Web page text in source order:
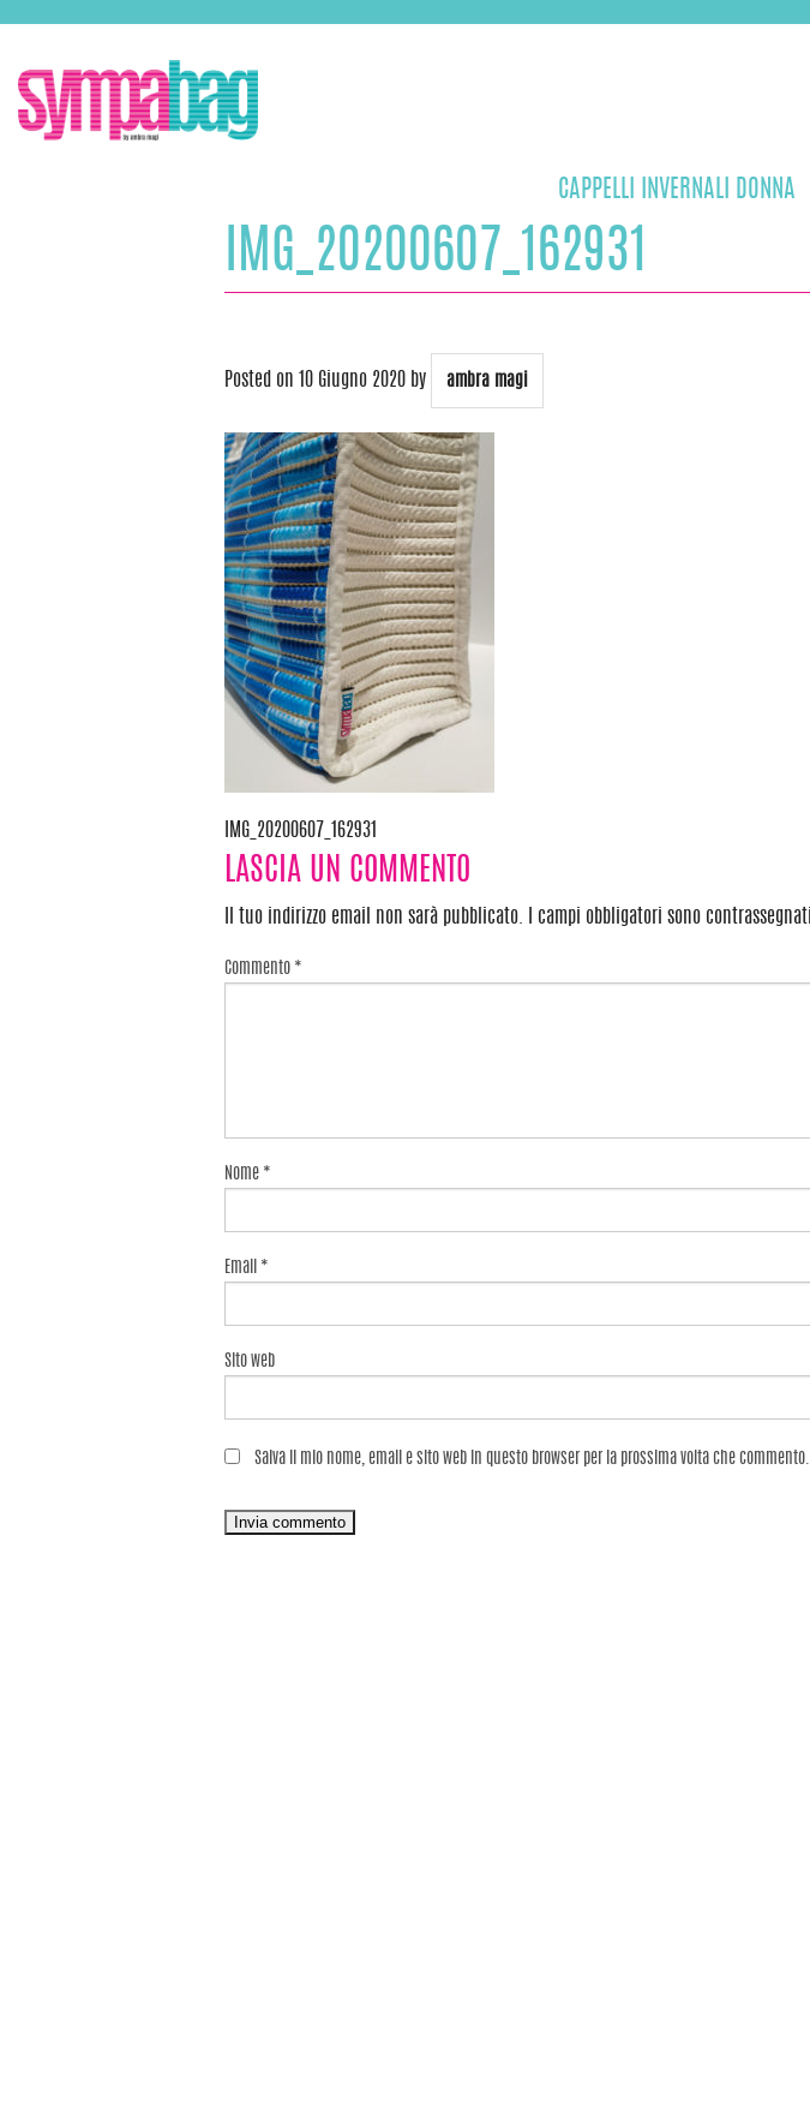
content
CAPPELLI INVERNALI DONNA
IMG_20200607_162931
Posted on 10 Giugno 2020 by ambra magi
Navigazione
articoli
IMG_20200607_162931
LASCIA UN COMMENTO
Il tuo indirizzo email non sarà pubblicato. I campi obbligatori sono contrassegnati
Commento *
Nome *
Email *
Sito web
Salva il mio nome, email e sito web in questo browser per la prossima volta che commento.